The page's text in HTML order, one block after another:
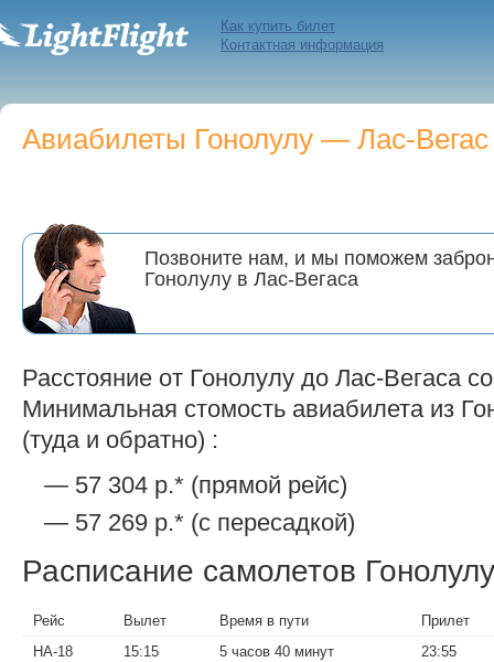
Как купить билет
Контактная информация
Авиабилеты Гонолулу — Лас-
Позвоните нам, и мы поможем
Гонолулу в Лас-Вегаса
Расстояние от Гонолулу до Лас-Вегаса
Минимальная стомость авиабилета из
(туда и обратно) :
— 57 304 р.* (прямой рейс)
— 57 269 р.* (с пересадкой)
Расписание самолетов
Рейс Вылет Время в пути
Прилет
HA-18
15:15 5 часов 40 минут
23:55